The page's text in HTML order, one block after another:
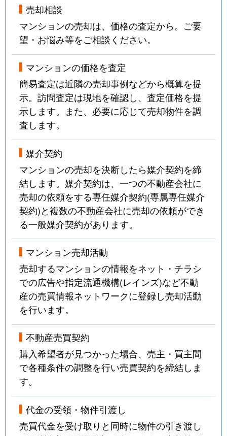
売却相談
マンションの売却は、価格の査定から。ご要
望・お悩み等をご相談ください。
マンションの価格を査定
簡易査定は近隣の売却事例などから概算を提
示。訪問査定は現地を確認し、査定価格を提
示します。また、必要に応じて売却物件を調
査します。
媒介契約
マンションの売却を決断したら媒介契約を締
結します。媒介契約は、一つの不動産会社に
売却の依頼をする専任媒介契約(専属専任媒介
契約)と複数の不動産会社に売却の依頼ができ
る一般媒介契約があります。
マンション売却活動
売却するマンションの情報をネット・チラシ
での広告や指定流通機構(レインズ)など不動
産の売買情報ネットワークに登録し売却活動
を行います。
不動産売買契約
購入希望者が見つかった場合、売主・買主間
で各種条件の調整を行い売買契約を締結しま
す。
代金の受領・物件引渡し
売買代金を受け取りと同時に物件の引き渡し